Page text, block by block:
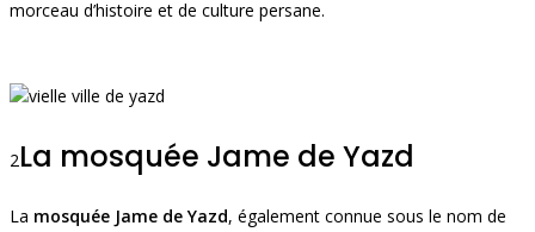
morceau d’histoire et de culture persane.
2La mosquée Jame de Yazd
La mosquée Jame de Yazd, également connue sous le nom de